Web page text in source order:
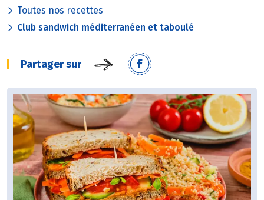
Toutes nos recettes
Club sandwich méditerranéen et taboulé
Partager sur